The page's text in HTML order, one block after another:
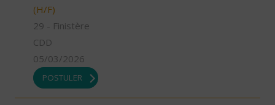
(H/F)
29 - Finistère
CDD
05/03/2026
POSTULER